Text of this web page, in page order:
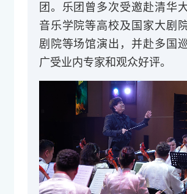
团。乐团曾多次受邀赴清华
音乐学院等高校及国家大剧
剧院等场馆演出，并赴多国
广受业内专家和观众好评。